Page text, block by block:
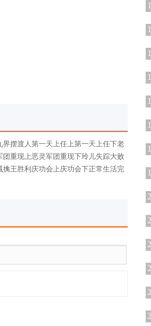
摆渡人第一天上任上第一天上任下老
重现上恶灵军团重现下玲儿失踪大败
王胜利庆功会上庆功会下正常生活完